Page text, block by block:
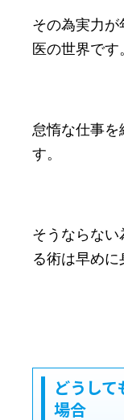
その為実力
医の世界です
怠惰な仕事を
す。
そうならな
る術は早めに
どうし
場合